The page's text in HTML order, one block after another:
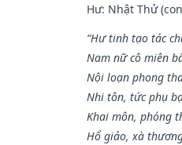
Hư: Nhật Thử
“Hư tinh tạo tác
Nam nữ cô miên
Nội loạn phong
Nhi tôn, tức phụ
Khai môn, phóng
Hổ giảo, xà